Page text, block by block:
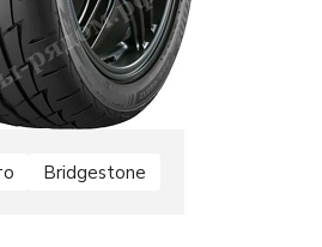
Bridgestone